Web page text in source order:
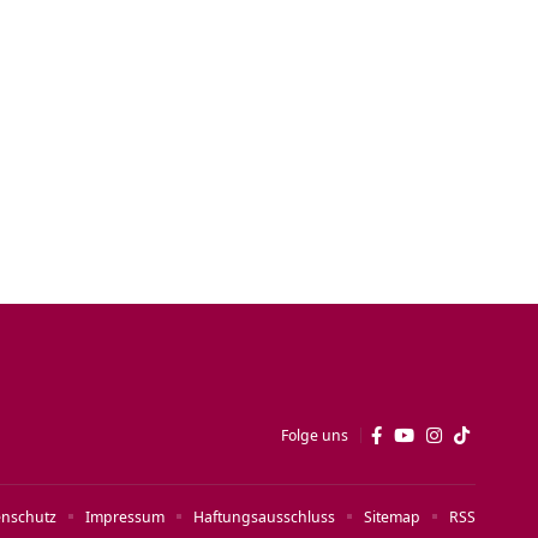
Folge uns
Impressum Haftungsausschluss Sitemap RSS